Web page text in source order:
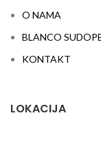
O NAMA
BLANCO
KONTAKT
LOKACIJA